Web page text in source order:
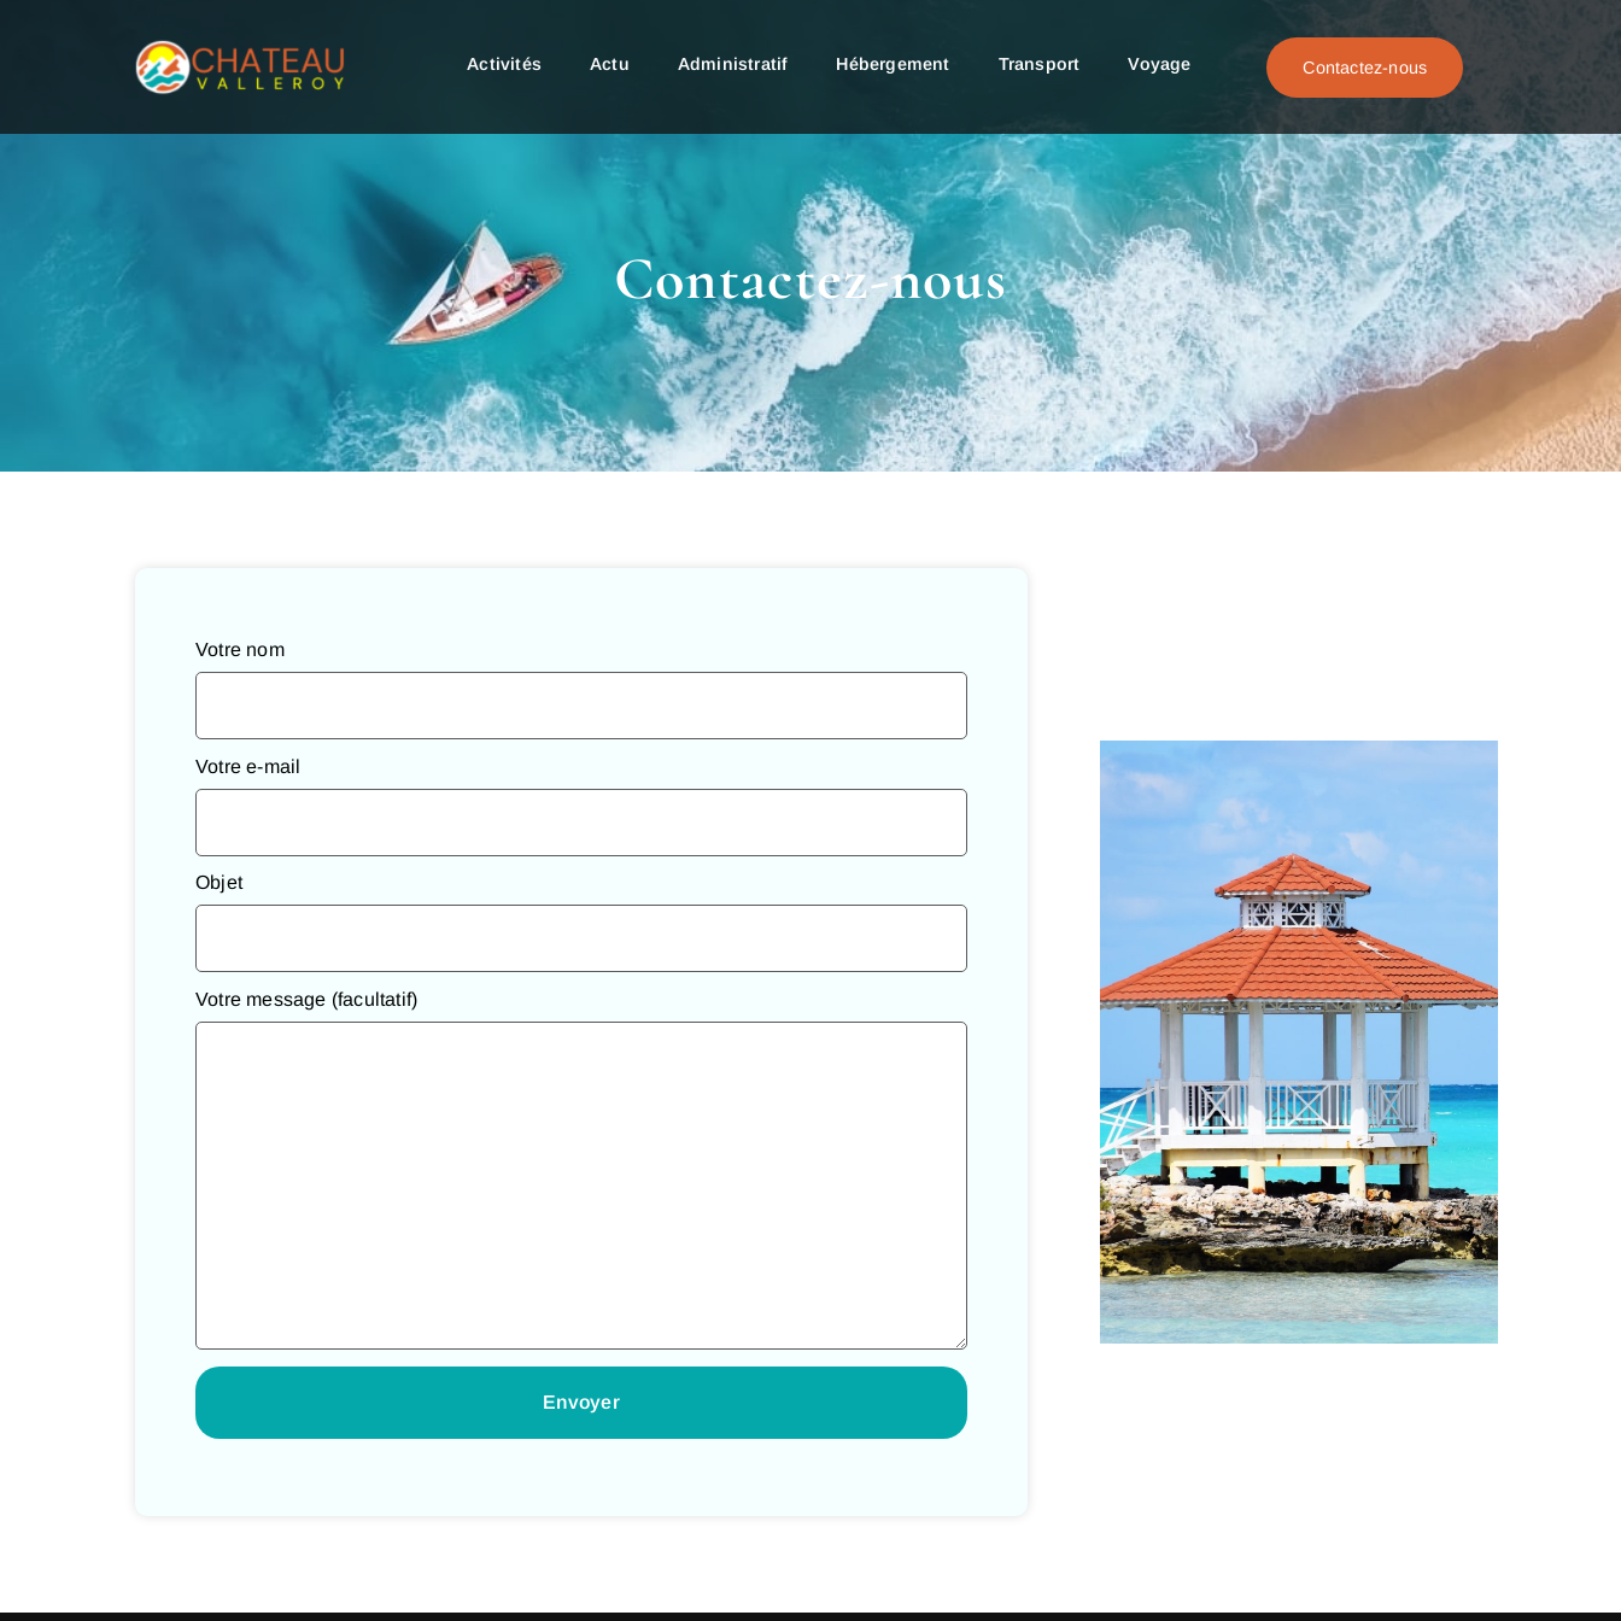
Activités Actu Administratif Hébergement Transport Voyage Contactez-nous
Contactez-nous
Votre nom
Votre e-mail
Objet
Votre message (facultatif)